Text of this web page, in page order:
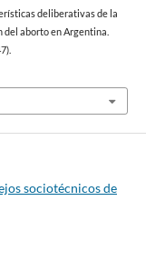
deliberativas de la
aborto en Argentina.
sociotécnicos de